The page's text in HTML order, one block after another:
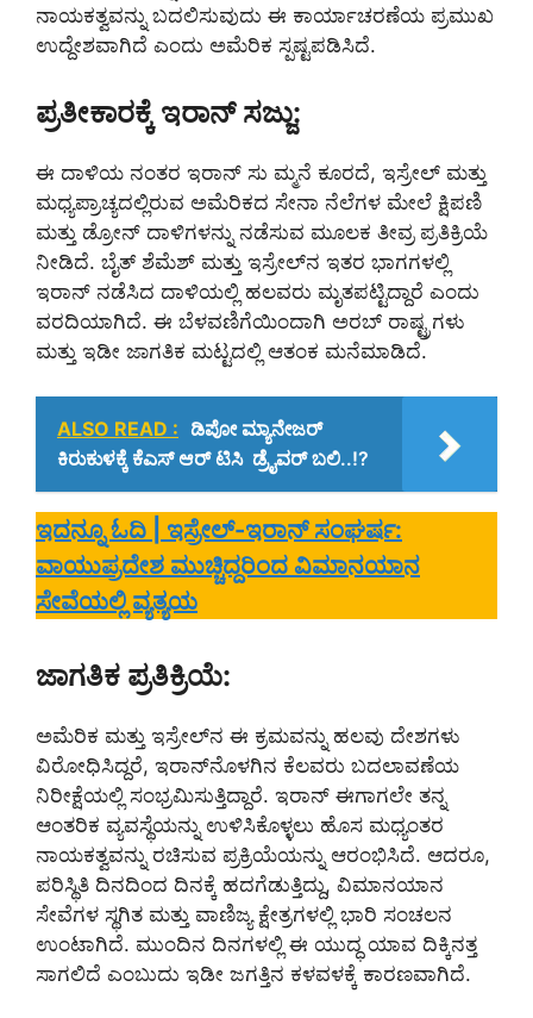
ನಾಯಕತ್ವವನ್ನು ಬದಲಿಸುವುದು ಈ ಕಾರ್ಯಾಚರಣೆಯ ಪ್ರಮುಖ
ಉದ್ದೇಶವಾಗಿದೆ ಎಂದು ಅಮೆರಿಕ ಸ್ಪಷ್ಟಪಡಿಸಿದೆ.
ಪ್ರತೀಕಾರಕ್ಕೆ ಇರಾನ್ ಸಜ್ಜು:
ಈ ದಾಳಿಯ ನಂತರ ಇರಾನ್ ಸು ಮ್ಮನೆ ಕೂರದೆ, ಇಸ್ರೇಲ್ ಮತ್ತು
ಮಧ್ಯಪ್ರಾಚ್ಯದಲ್ಲಿರುವ ಅಮೆರಿಕದ ಸೇನಾ ನೆಲೆಗಳ ಮೇಲೆ ಕ್ಷಿಪಣಿ
ಮತ್ತು ಡ್ರೋನ್ ದಾಳಿಗಳನ್ನು ನಡೆಸುವ ಮೂಲಕ ತೀವ್ರ ಪ್ರತಿಕ್ರಿಯೆ
ನೀಡಿದೆ. ಬೈತ್ ಶೆಮೆಶ್ ಮತ್ತು ಇಸ್ರೇಲ್‌ನ ಇತರ ಭಾಗಗಳಲ್ಲಿ
ಇರಾನ್ ನಡೆಸಿದ ದಾಳಿಯಲ್ಲಿ ಹಲವರು ಮೃತಪಟ್ಟಿದ್ದಾರೆ ಎಂದು
ವರದಿಯಾಗಿದೆ. ಈ ಬೆಳವಣಿಗೆಯಿಂದಾಗಿ ಅರಬ್ ರಾಷ್ಟ್ರಗಳು
ಮತ್ತು ಇಡೀ ಜಾಗತಿಕ ಮಟ್ಟದಲ್ಲಿ ಆತಂಕ ಮನೆಮಾಡಿದೆ.
ALSO READ : ಡಿಪೋ ಮ್ಯಾನೇಜರ್
ಕಿರುಕುಳಕ್ಕೆ ಕೆಎಸ್ ಆರ್ ಟಿಸಿ ಡ್ರೈವರ್ ಬಲಿ..!?
ಇದನ್ನೂ ಓದಿ | ಇಸ್ರೇಲ್-ಇರಾನ್ ಸಂಘರ್ಷ:
ವಾಯುಪ್ರದೇಶ ಮುಚ್ಚಿದ್ದರಿಂದ ವಿಮಾನಯಾನ
ಸೇವೆಯಲ್ಲಿ ವ್ಯತ್ಯಯ
ಜಾಗತಿಕ ಪ್ರತಿಕ್ರಿಯೆ:
ಅಮೆರಿಕ ಮತ್ತು ಇಸ್ರೇಲ್‌ನ ಈ ಕ್ರಮವನ್ನು ಹಲವು ದೇಶಗಳು
ವಿರೋಧಿಸಿದ್ದರೆ, ಇರಾನ್‌ನೊಳಗಿನ ಕೆಲವರು ಬದಲಾವಣೆಯ
ನಿರೀಕ್ಷೆಯಲ್ಲಿ ಸಂಭ್ರಮಿಸುತ್ತಿದ್ದಾರೆ. ಇರಾನ್ ಈಗಾಗಲೇ ತನ್ನ
ಆಂತರಿಕ ವ್ಯವಸ್ಥೆಯನ್ನು ಉಳಿಸಿಕೊಳ್ಳಲು ಹೊಸ ಮಧ್ಯಂತರ
ನಾಯಕತ್ವವನ್ನು ರಚಿಸುವ ಪ್ರಕ್ರಿಯೆಯನ್ನು ಆರಂಭಿಸಿದೆ. ಆದರೂ,
ಪರಿಸ್ಥಿತಿ ದಿನದಿಂದ ದಿನಕ್ಕೆ ಹದಗೆಡುತ್ತಿದ್ದು, ವಿಮಾನಯಾನ
ಸೇವೆಗಳ ಸ್ಥಗಿತ ಮತ್ತು ವಾಣಿಜ್ಯ ಕ್ಷೇತ್ರಗಳಲ್ಲಿ ಭಾರಿ ಸಂಚಲನ
ಉಂಟಾಗಿದೆ. ಮುಂದಿನ ದಿನಗಳಲ್ಲಿ ಈ ಯುದ್ಧ ಯಾವ ದಿಕ್ಕಿನತ್ತ
ಸಾಗಲಿದೆ ಎಂಬುದು ಇಡೀ ಜಗತ್ತಿನ ಕಳವಳಕ್ಕೆ ಕಾರಣವಾಗಿದೆ.